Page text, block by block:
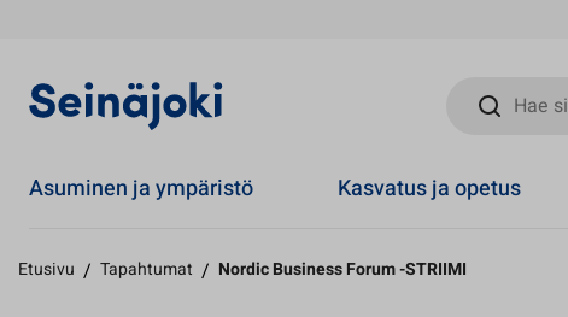
Hae sivustolta
Asuminen ja ympäristö Kasvatus ja opetus
Etusivu / Tapahtumat / Nordic Business Forum -STRIIMI